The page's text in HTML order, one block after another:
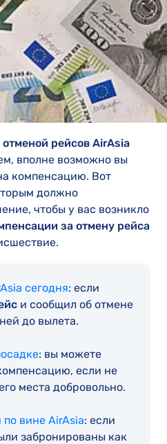
рейсов AirAsia
вполне возможно вы
компенсацию. Вот
должно
чтобы у вас возникло
за отмену рейса
сегодня: если
и сообщил об отмене
до вылета.
: вы можете
если не
места добровольно.
вине AirAsia: если
забронированы как